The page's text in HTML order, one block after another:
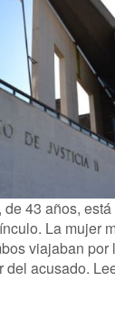
de 43 años,
La mujer
viajaban por
del acusado.